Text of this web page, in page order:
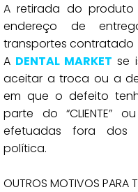
A retirada do produto
endereço de
transportes contratado
A DENTAL MARKET se
aceitar a troca ou a
em que o defeito
parte do “CLIENTE”
efetuadas fora dos
política.
OUTROS MOTIVOS PARA